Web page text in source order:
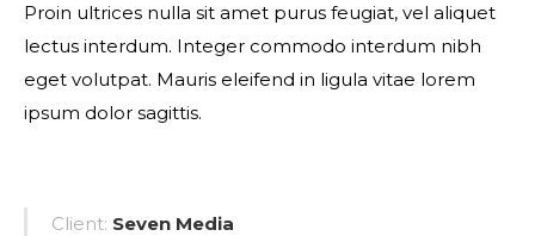
Proin ultrices nulla sit amet purus feugiat, vel aliquet
lectus interdum. Integer commodo interdum nibh
eget volutpat. Mauris eleifend in ligula vitae lorem
ipsum dolor sagittis.
Client: Seven Media